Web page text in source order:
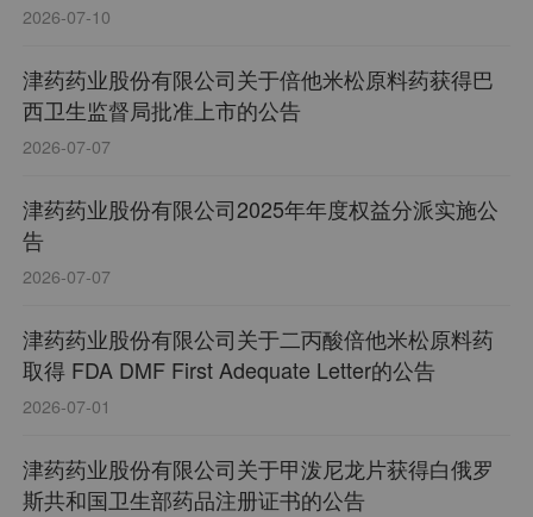
2026-07-10
津药药业股份有限公司关于倍他米松原料药获得巴
西卫生监督局批准上市的公告
2026-07-07
津药药业股份有限公司2025年年度权益分派实施公
告
2026-07-07
津药药业股份有限公司关于二丙酸倍他米松原料药
取得 FDA DMF First Adequate Letter的公告
2026-07-01
津药药业股份有限公司关于甲泼尼龙片获得白俄罗
斯共和国卫生部药品注册证书的公告